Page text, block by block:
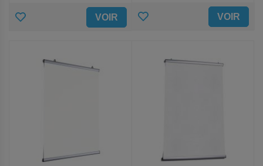
AJOUTER
FAVORIS
VOIR AJOUTER
FAVORIS
VOIR